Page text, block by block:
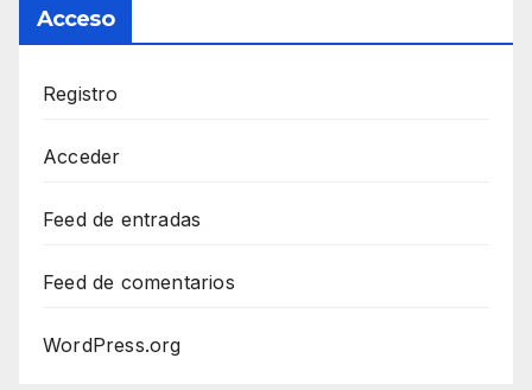
Acceso
Registro
Acceder
Feed de entradas
Feed de comentarios
WordPress.org